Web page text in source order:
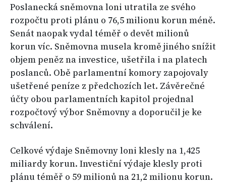
Poslanecká sněmovna loni utratila ze svého
rozpočtu proti plánu o 76,5 milionu korun méně.
Senát naopak vydal téměř o devět milionů
korun víc. Sněmovna musela kromě jiného snížit
objem peněz na investice, ušetřila i na platech
poslanců. Obě parlamentní komory zapojovaly
ušetřené peníze z předchozích let. Závěrečné
účty obou parlamentních kapitol projednal
rozpočtový výbor Sněmovny a doporučil je ke
schválení.
Celkové výdaje Sněmovny loni klesly na 1,425
miliardy korun. Investiční výdaje klesly proti
plánu téměř o 59 milionů na 21,2 milionu korun.